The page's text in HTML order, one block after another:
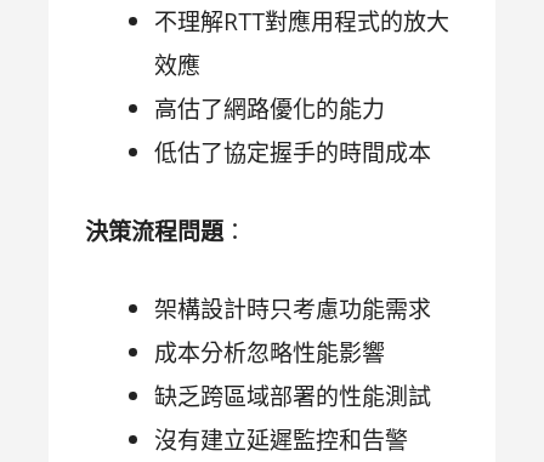
不理解RTT對應用程式的放大
效應
高估了網路優化的能力
低估了協定握手的時間成本
決策流程問題：
架構設計時只考慮功能需求
成本分析忽略性能影響
缺乏跨區域部署的性能測試
沒有建立延遲監控和告警